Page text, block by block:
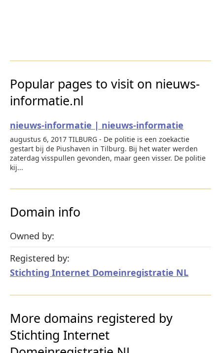
Popular pages to visit on nieuws-
informatie.nl
nieuws-informatie | nieuws-informatie
augustus 6, 2017 TILBURG - De politie is een zoekactie
gestart bij de Piushaven in Tilburg. Bij het water werden
zaterdag visspullen gevonden, maar geen visser. De politie
kij...
Domain info
Owned by:
Registered by:
Stichting Internet Domeinregistratie NL
More domains registered by
Stichting Internet